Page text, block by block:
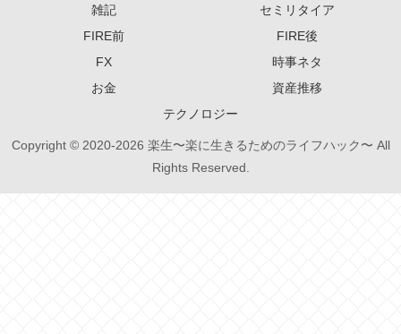
雑記
セミリタイア
FIRE前
FIRE後
FX
時事ネタ
お金
資産推移
テクノロジー
Copyright © 2020-2026 楽生〜楽に生きるためのライフハック〜 All
Rights Reserved.